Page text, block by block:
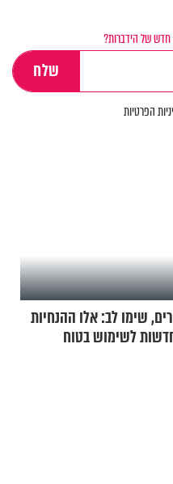
חדש של הידברות?
הפרטיות
שימו לב: אלו ההנחיות
לשימוש בטוח